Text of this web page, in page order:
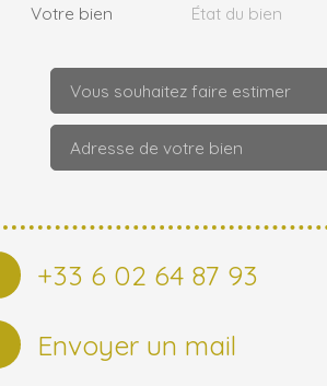
Votre bien
État du bien
Vous souhaitez faire estimer
Adresse de votre bien
+33 6 02 64 87 93
Envoyer un mail